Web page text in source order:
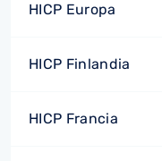
HICP Europa
HICP Finlandia
HICP Francia